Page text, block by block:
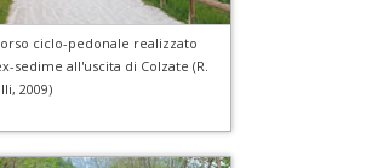
ciclo-pedonale realizzato
sedime all'uscita di Colzate (R.
2009)